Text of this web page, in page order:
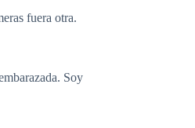
fuera otra.
Soy